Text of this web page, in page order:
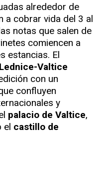
alrededor de
a cobrar vida del 3 al
notas que salen de
comiencen a
estancias. El
Valtice
con un
confluyen
y
palacio de Valtice,
el castillo de